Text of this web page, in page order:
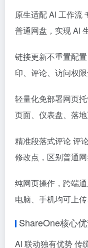
原生适配 AI 工作流
普通网盘，实现 AI
链接更新不重置配
印、评论、访问权
轻量化免部署网页
页面、仪表盘、落
精准段落式评论 评
修改点，区别普通网
纯网页操作，跨端
电脑、手机均可上
ShareOne核心
AI 联动独有优势 传